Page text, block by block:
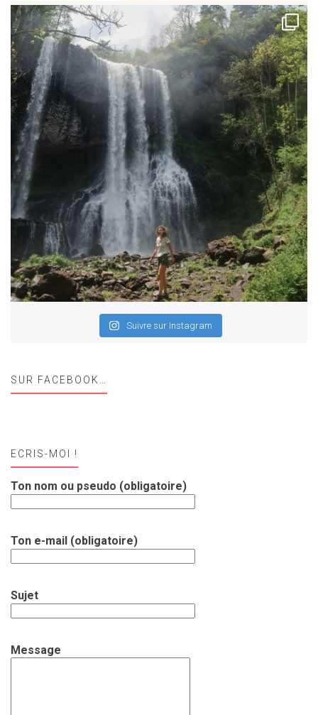
Suivre sur Instagram
SUR FACEBOOK…
ECRIS-MOI !
Ton nom ou pseudo (obligatoire)
Ton e-mail (obligatoire)
Sujet
Message